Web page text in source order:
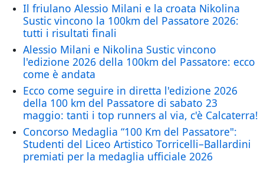
Il friulano Alessio Milani e la croata Nikolina
Sustic vincono la 100km del Passatore 2026:
tutti i risultati finali
Alessio Milani e Nikolina Sustic vincono
l'edizione 2026 della 100km del Passatore: ecco
come è andata
Ecco come seguire in diretta l'edizione 2026
della 100 km del Passatore di sabato 23
maggio: tanti i top runners al via, c'è Calcaterra!
Concorso Medaglia “100 Km del Passatore":
Studenti del Liceo Artistico Torricelli–Ballardini
premiati per la medaglia ufficiale 2026